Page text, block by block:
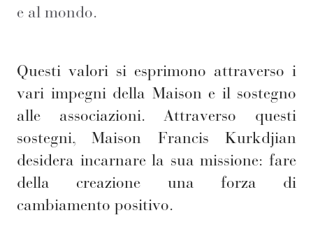
e al mondo.
Questi valori si esprimono attraverso i
vari impegni della Maison e il sostegno
alle associazioni. Attraverso questi
sostegni, Maison Francis Kurkdjian
desidera incarnare la sua missione: fare
della creazione una forza di
cambiamento positivo.